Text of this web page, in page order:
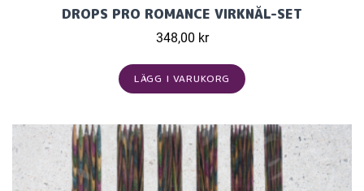
DROPS PRO ROMANCE VIRKNÅL-SET
348,00 kr
LÄGG I VARUKORG